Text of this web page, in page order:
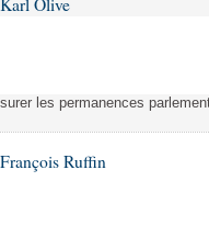
Olive
les permanences
Ruffin